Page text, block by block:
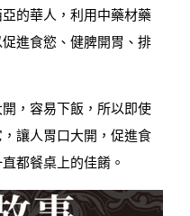
的華人，利用中藥材藥
進食慾、健脾開胃、排
，容易下飯，所以即使
讓人胃口大開，促進食
都餐桌上的佳餚。